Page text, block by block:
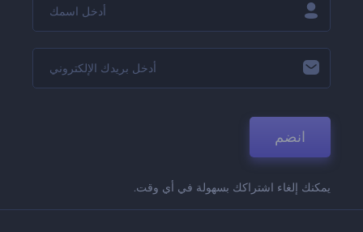
انضم
يمكنك إلغاء اشتراكك بسهولة في أي وقت.